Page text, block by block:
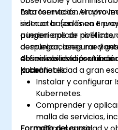
microservicios. Al
sidecar basados en
pueden aplicar políticas,
comunicaciones
observabilidad profunda
la confiabilidad a gran
Esta formación en vivo
instructor (en línea o
a ingenieros de nivel
desplegar, asegurar y
de microservicios
Kubernetes.
Al finalizar esta
podrán:
Instalar y configurar
Kubernetes.
Comprender y
malla de servicios,